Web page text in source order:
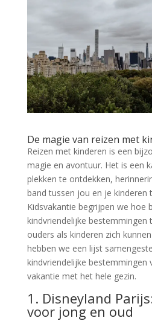
De magie van reizen met
Reizen met kinderen is een
magie en avontuur. Het is een
plekken te ontdekken,
band tussen jou en je kinderen
Kidsvakantie begrijpen we hoe
kindvriendelijke bestemmingen
ouders als kinderen zich
hebben we een lijst
kindvriendelijke bestemmingen
vakantie met het hele gezin.
1. Disneyland
voor jong en oud